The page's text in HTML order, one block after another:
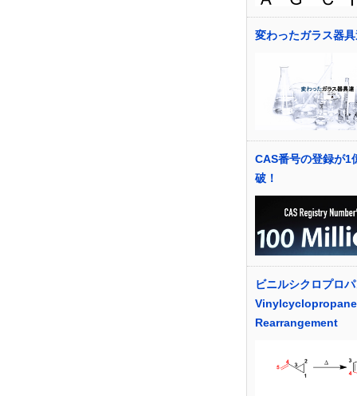
変わったガラス器
CAS番号の登録が1
破！
ビニルシクロプロ
Vinylcyclopropane
Rearrangement